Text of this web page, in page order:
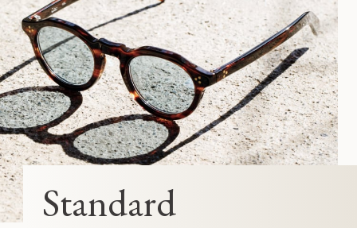
Standard